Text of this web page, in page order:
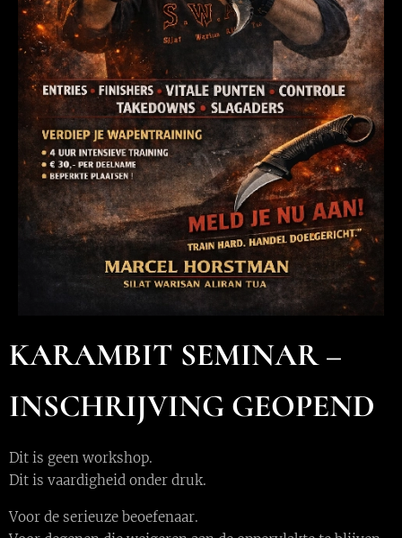
KARAMBIT SEMINAR –
INSCHRIJVING GEOPEND
Dit is geen workshop.
Dit is vaardigheid onder druk.
Voor de serieuze beoefenaar.